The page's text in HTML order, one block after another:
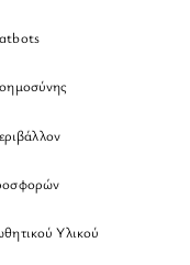
Υλικού